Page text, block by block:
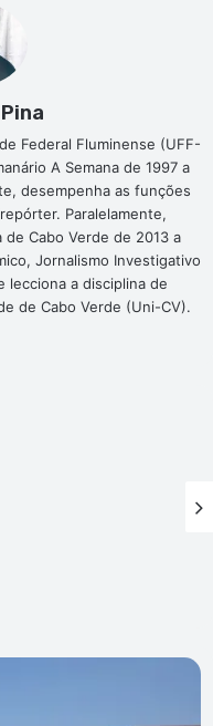
Federal Fluminense (UFF-
A Semana de 1997 a
desempenha as funções
Paralelamente,
Cabo Verde de 2013 a
Jornalismo Investigativo
lecciona a disciplina de
de Cabo Verde (Uni-CV).